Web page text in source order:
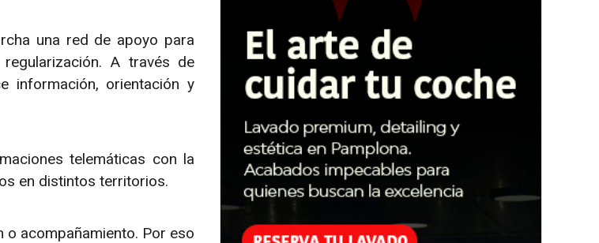
una red de apoyo para
A través de
información, orientación y
telemáticas con la
en distintos territorios.
o acompañamiento. Por eso